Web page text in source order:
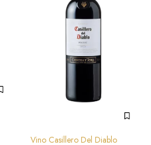
Vino Casillero Del Diablo